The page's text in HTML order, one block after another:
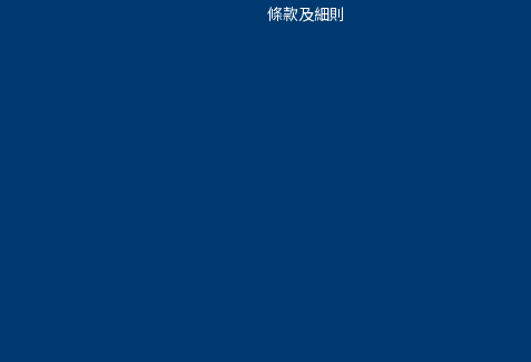
條款及細則